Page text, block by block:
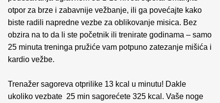
otpor za brze i zabavnije vežbanje, ili ga povećajte kako
biste radili napredne vezbe za oblikovanje misica. Bez
obzira na to da li ste početnik ili trenirate godinama – samo
25 minuta treninga pružiće vam potpuno zatezanje mišića i
kardio vežbe.
Trenažer sagoreva otprilike 13 kcal u minutu! Dakle
ukoliko vezbate 25 min sagorećete 325 kcal. Vaše noge